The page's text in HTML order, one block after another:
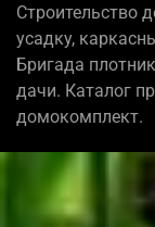
Строительство
усадку,
Бригада
дачи. Каталог
домокомплект.